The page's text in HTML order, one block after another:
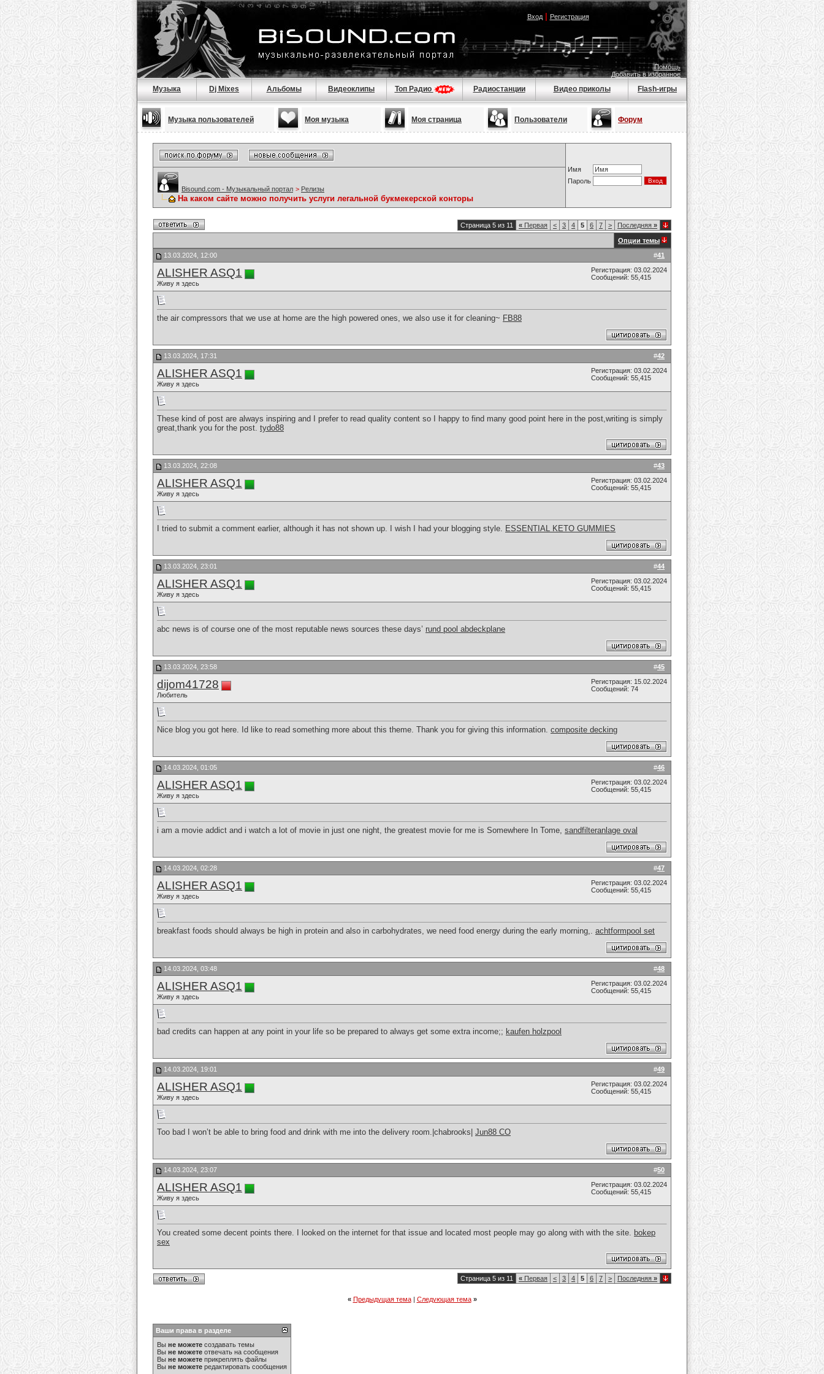
Вход| Регистрация
Помощь
Добавить в избранное
Музыка Dj Mixes Альбомы Видеоклипы Топ Радио Радиостанции Видео приколы Flash-игры
Музыка пользователей Моя музыка Моя страница Пользователи Форум
Имя
Пароль
Bisound.com - Музыкальный портал > Релизы
На каком сайте можно получить услуги легальной букмекерской конторы
Страница 5 из 11 « Первая < 3 4 5 6 7 > Последняя »
Опции темы
#41
13.03.2024, 12:00
ALISHER ASQ1
Живу я здесь
Регистрация: 03.02.2024
Сообщений: 55,415
the air compressors that we use at home are the high powered ones, we also use it for cleaning~ FB88
#42
13.03.2024, 17:31
ALISHER ASQ1
Живу я здесь
Регистрация: 03.02.2024
Сообщений: 55,415
These kind of post are always inspiring and I prefer to read quality content so I happy to find many good point here in the post,writing is simply
great,thank you for the post. tydo88
#43
13.03.2024, 22:08
ALISHER ASQ1
Живу я здесь
Регистрация: 03.02.2024
Сообщений: 55,415
I tried to submit a comment earlier, although it has not shown up. I wish I had your blogging style. ESSENTIAL KETO GUMMIES
#44
13.03.2024, 23:01
ALISHER ASQ1
Живу я здесь
Регистрация: 03.02.2024
Сообщений: 55,415
abc news is of course one of the most reputable news sources these days’ rund pool abdeckplane
#45
13.03.2024, 23:58
dijom41728
Любитель
Регистрация: 15.02.2024
Сообщений: 74
Nice blog you got here. Id like to read something more about this theme. Thank you for giving this information. composite decking
#46
14.03.2024, 01:05
ALISHER ASQ1
Живу я здесь
Регистрация: 03.02.2024
Сообщений: 55,415
i am a movie addict and i watch a lot of movie in just one night, the greatest movie for me is Somewhere In Tome, sandfilteranlage oval
#47
14.03.2024, 02:28
ALISHER ASQ1
Живу я здесь
Регистрация: 03.02.2024
Сообщений: 55,415
breakfast foods should always be high in protein and also in carbohydrates, we need food energy during the early morning,. achtformpool set
#48
14.03.2024, 03:48
ALISHER ASQ1
Живу я здесь
Регистрация: 03.02.2024
Сообщений: 55,415
bad credits can happen at any point in your life so be prepared to always get some extra income;; kaufen holzpool
#49
14.03.2024, 19:01
ALISHER ASQ1
Живу я здесь
Регистрация: 03.02.2024
Сообщений: 55,415
Too bad I won’t be able to bring food and drink with me into the delivery room.|chabrooks| Jun88 CO
#50
14.03.2024, 23:07
ALISHER ASQ1
Живу я здесь
Регистрация: 03.02.2024
Сообщений: 55,415
You created some decent points there. I looked on the internet for that issue and located most people may go along with with the site. bokep
sex
Страница 5 из 11 « Первая < 3 4 5 6 7 > Последняя »
« Предыдущая тема| Следующая тема »
Ваши права в разделе
Вы не можете создавать темы
Вы не можете отвечать на сообщения
Вы не можете прикреплять файлы
Вы не можете редактировать сообщения